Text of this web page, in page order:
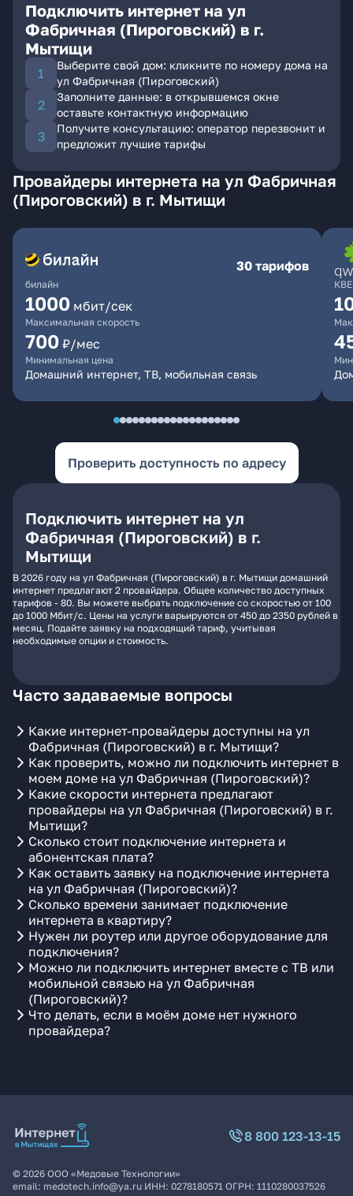
Подключить интернет на ул
Фабричная (Пироговский) в г.
Мытищи
Выберите свой дом: кликните по номеру дома на
ул Фабричная (Пироговский)
Заполните данные: в открывшемся окне
оставьте контактную информацию
Получите консультацию: оператор перезвонит и
предложит лучшие тарифы
Провайдеры интернета на ул Фабричная
(Пироговский) в г. Мытищи
билайн
30 тарифов
1000 мбит/сек
Максимальная скорость
700 ₽/мес
Минимальная цена
Домашний интернет, ТВ, мобильная связь
Проверить доступность по адресу
Подключить интернет на ул
Фабричная (Пироговский) в г.
Мытищи
В 2026 году на ул Фабричная (Пироговский) в г. Мытищи домашний
интернет предлагают 2 провайдера. Общее количество доступных
тарифов - 80. Вы можете выбрать подключение со скоростью от 100
до 1000 Мбит/с. Цены на услуги варьируются от 450 до 2350 рублей в
месяц. Подайте заявку на подходящий тариф, учитывая
необходимые опции и стоимость.
Часто задаваемые вопросы
Какие интернет-провайдеры доступны на ул
Фабричная (Пироговский) в г. Мытищи?
Как проверить, можно ли подключить интернет в
моем доме на ул Фабричная (Пироговский)?
Какие скорости интернета предлагают
провайдеры на ул Фабричная (Пироговский) в г.
Мытищи?
Сколько стоит подключение интернета и
абонентская плата?
Как оставить заявку на подключение интернета
на ул Фабричная (Пироговский)?
Сколько времени занимает подключение
интернета в квартиру?
Нужен ли роутер или другое оборудование для
подключения?
Можно ли подключить интернет вместе с ТВ или
мобильной связью на ул Фабричная
(Пироговский)?
Что делать, если в моём доме нет нужного
провайдера?
8 800 123-13-15
© 2026 ООО «Медовые Технологии»
email: medotech.info@ya.ru ИНН: 0278180571 ОГРН: 1110280037526